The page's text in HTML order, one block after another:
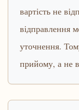
вартість не
відправлення
уточнення.
прийому, а не